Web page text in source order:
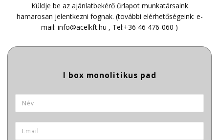
Küldje be az ajánlatbekérő űrlapot munkatársaink
hamarosan jelentkezni fognak. (további elérhetőségeink: e-
mail: info@acelkft.hu , Tel:+36 46 476-060 )
termek_azonosito
Név
Email *